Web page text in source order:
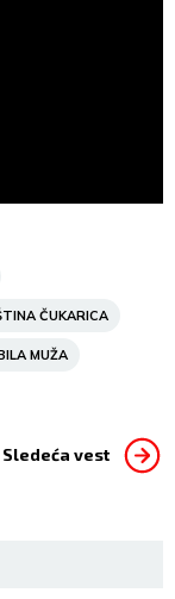
ČUKARICA
MUŽA
Sledeća vest